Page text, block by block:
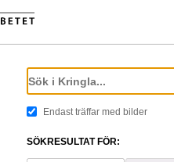
Endast träffar med bilder
SÖKRESULTAT FÖR: